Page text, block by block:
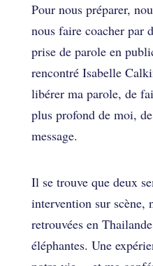
Pour nous préparer,
nous faire coacher par
prise de parole en
rencontré Isabelle
libérer ma parole, de
plus profond de moi,
message.
Il se trouve que deux
intervention sur scène,
retrouvées en
éléphantes. Une